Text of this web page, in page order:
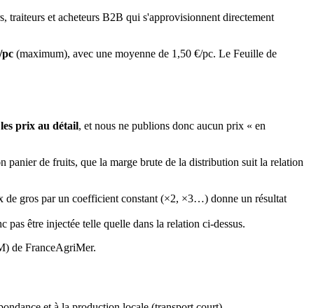
traiteurs et acheteurs B2B qui s'approvisionnent directement
pc (maximum), avec une moyenne de 1,50 €/pc. Le Feuille de
prix au détail, et nous ne publions donc aucun prix « en
panier de fruits, que la marge brute de la distribution suit la relation
gros par un coefficient constant (×2, ×3…) donne un résultat
pas être injectée telle quelle dans la relation ci-dessus.
de FranceAgriMer.